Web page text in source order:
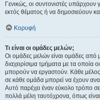
Γενικώς, οι συντονιστές
εκτός θέματος ή να δημοσιεύουν
Κορυφή
Τι είναι οι ομάδες μελών;
Οι ομάδες μελών είναι ομάδες από
διαχειρίσιμα τμήματα με τα οποία
μπορούν να εργαστούν. Κάθε
σε κάθε ομάδα μπορεί να έχουν
Αυτό παρέχει έναν εύκολο τρόπο σε
πολλά μέλη ταυτόχρονα, όπως